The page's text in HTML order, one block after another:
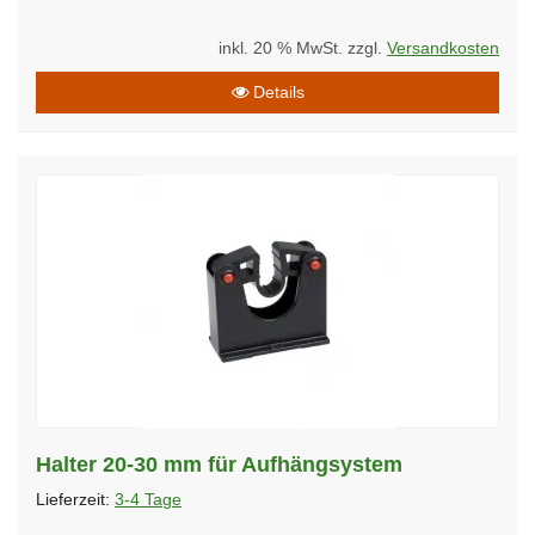
inkl. 20 % MwSt. zzgl. Versandkosten
Details
Halter 20-30 mm für Aufhängsystem
Lieferzeit: 3-4 Tage